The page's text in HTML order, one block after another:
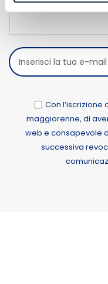
Con
maggiorenne, di
web e consapevole
successiva